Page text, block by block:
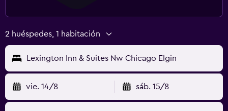
2 huéspedes, 1 habitación
Lexington Inn & Suites Nw Chicago Elgin
vie. 14/8 sáb. 15/8